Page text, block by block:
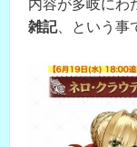
内容が多岐にわ
雑記、という事